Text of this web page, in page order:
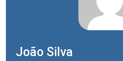
João Silva